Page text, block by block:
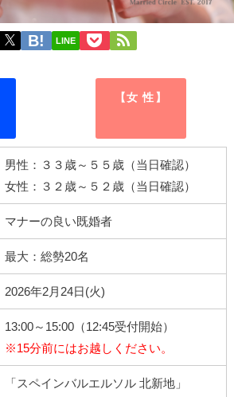
LINE
【女 性】
男性：３３歳～５５歳（当日確認）
女性：３２歳～５２歳（当日確認）
マナーの良い既婚者
最大：総勢20名
2026年2月24日(火)
13:00～15:00（12:45受付開始）
※15分前にはお越しください。
「スペインバルエルソル 北新地」